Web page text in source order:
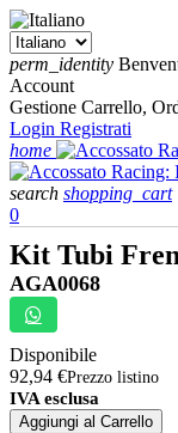
perm_identity
Account
Gestione Carrello,
Login Registrati
home
search shopping_cart
0
Kit Tubi
AGA0068
Disponibile
92,94 €Prezzo listino
IVA esclusa
Aggiungi al Carrello